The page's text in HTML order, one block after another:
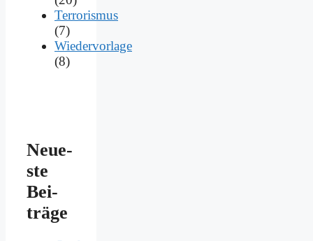
Terrorismus
(7)
Wiedervorlage
(8)
Neue­
ste
Bei­
trä­ge